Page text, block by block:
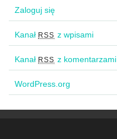
Zaloguj się
Kanał RSS z wpisami
Kanał RSS z komentarzami
WordPress.org